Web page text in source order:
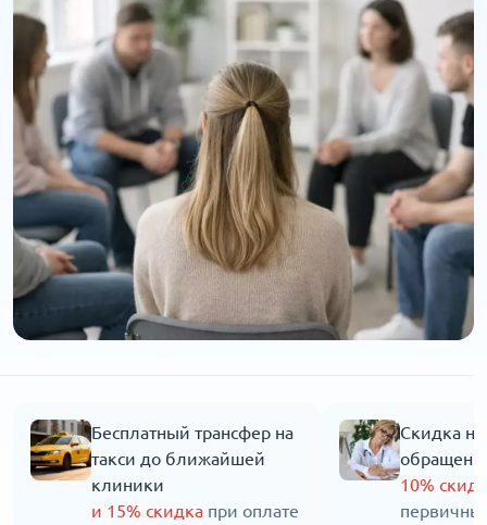
Бесплатный трансфер на
такси до ближайшей
клиники
и 15% скидка при оплате
Скидка
10%